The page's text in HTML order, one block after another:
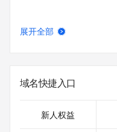
展开全部
域名快捷入口
新人权益